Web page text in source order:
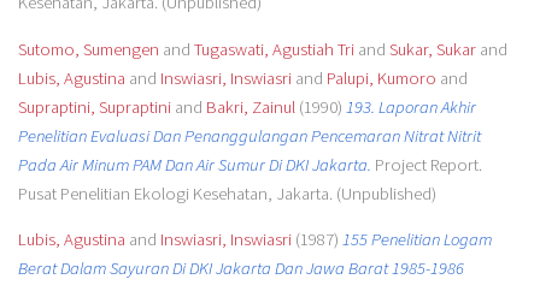
Sutomo, Sumengen and Tugaswati, Agustiah Triand Sukar, Sukarand
Lubis, Agustina and Inswiasri, Inswiasriand Palupi, Kumoro and
Supraptini, Supraptiniand Bakri, Zainul (1990) 193. Laporan Akhir
Penelitian Evaluasi Dan Penanggulangan Pencemaran Nitrat Nitrit
Pada Air Minum PAM Dan Air Sumur Di DKI Jakarta. Project Report.
Pusat Penelitian Ekologi Kesehatan, Jakarta. (Unpublished)
Lubis, Agustina and Inswiasri, Inswiasri(1987) 155 Penelitian Logam
Berat Dalam Sayuran Di DKI Jakarta Dan Jawa Barat 1985-1986